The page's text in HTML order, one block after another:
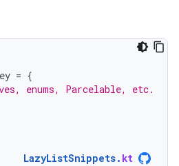
= {
enums, Parcelable, etc.
LazyListSnippets. kt